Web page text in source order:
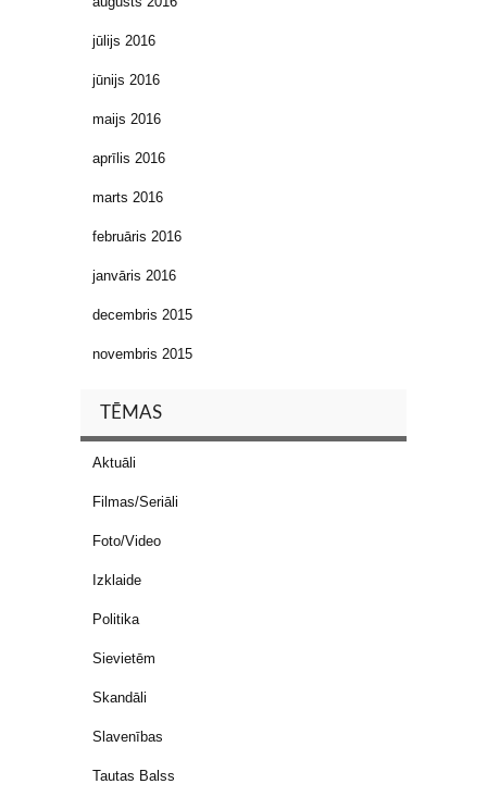
jūlijs 2016
jūnijs 2016
maijs 2016
aprīlis 2016
marts 2016
februāris 2016
janvāris 2016
decembris 2015
novembris 2015
TĒMAS
Aktuāli
Filmas/Seriāli
Foto/Video
Izklaide
Politika
Sievietēm
Skandāli
Slavenības
Tautas Balss